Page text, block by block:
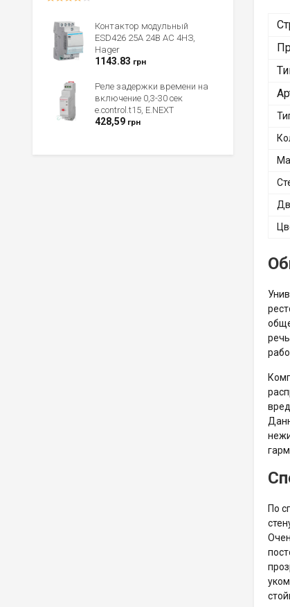
По
Контактор модульный
ESD426 25А 24В AC 4НЗ,
Hager
1143.83 грн
Реле задержки времени на
включение 0,3-30 сек
e.control.t15, E.NEXT
428,59 грн